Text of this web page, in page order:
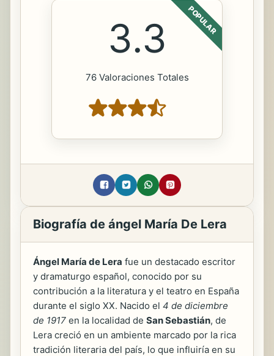
POPULAR
3.3
76 Valoraciones Totales
Biografía de ángel María De Lera
Ángel María de Lera fue un destacado escritor
y dramaturgo español, conocido por su
contribución a la literatura y el teatro en España
durante el siglo XX. Nacido el 4 de diciembre
de 1917 en la localidad de San Sebastián, de
Lera creció en un ambiente marcado por la rica
tradición literaria del país, lo que influiría en su